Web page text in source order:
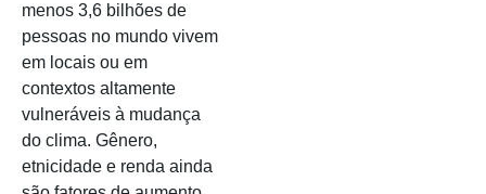
menos 3,6 bilhões de
pessoas no mundo vivem
em locais ou em
contextos altamente
vulneráveis à mudança
do clima. Gênero,
etnicidade e renda ainda